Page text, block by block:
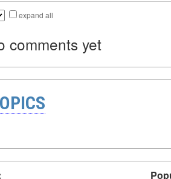
expand all
comments yet